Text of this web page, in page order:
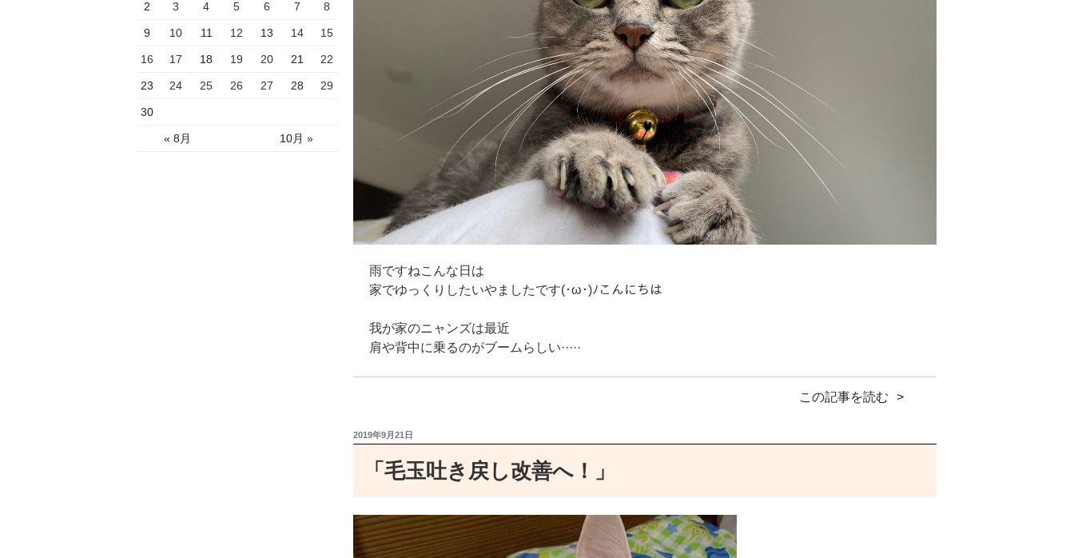
あくびが止まりません(笑)
雨ですねこんな日は
家でゆっくりしたいやましたです(･ω･)ﾉこんにちは
我が家のニャンズは最近
肩や背中に乗るのがブームらしい·····
この記事を読む
投
稿
2019年9月21日
「毛玉吐き戻し改善へ！」
« 8月 10月 »
2 3 4 5 6 7 8
9 10 11 12 13 14 15
16 17 18 19 20 21 22
23 24 25 26 27 28 29
30